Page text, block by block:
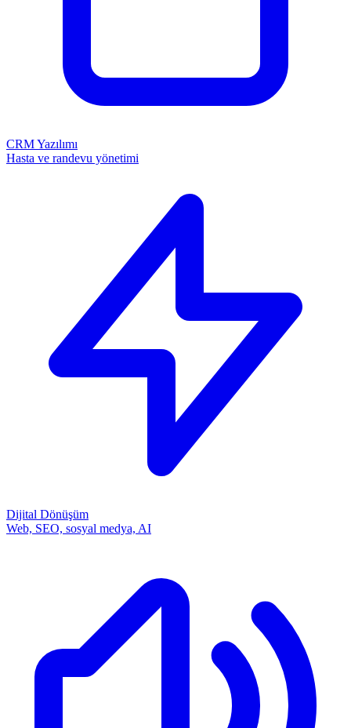
CRM Yazılımı
Hasta ve randevu yönetimi
Dijital Dönüşüm
Web, SEO, sosyal medya, AI